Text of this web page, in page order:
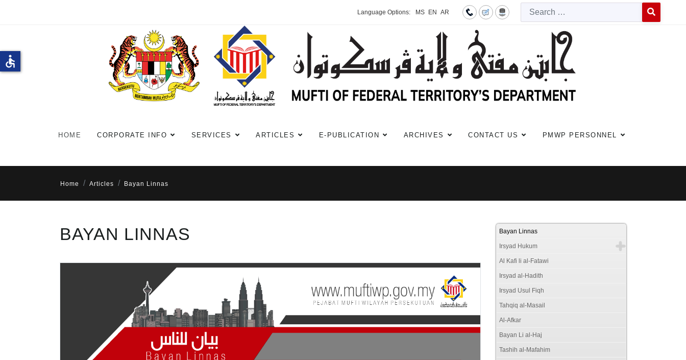
Language Options: MS EN AR
HOME CORPORATE INFO SERVICES ARTICLES E-PUBLICATION ARCHIVES CONTACT US PMWP PERSONNEL
Home Articles Bayan Linnas
BAYAN LINNAS Bayan Linnas
Irsyad Hukum
Al Kafi li al-Fatawi
Irsyad al-Hadith
Irsyad Usul Fiqh
Tahqiq al-Masail
Al-Afkar
Bayan Li al-Haj
Tashih al-Mafahim
accessible